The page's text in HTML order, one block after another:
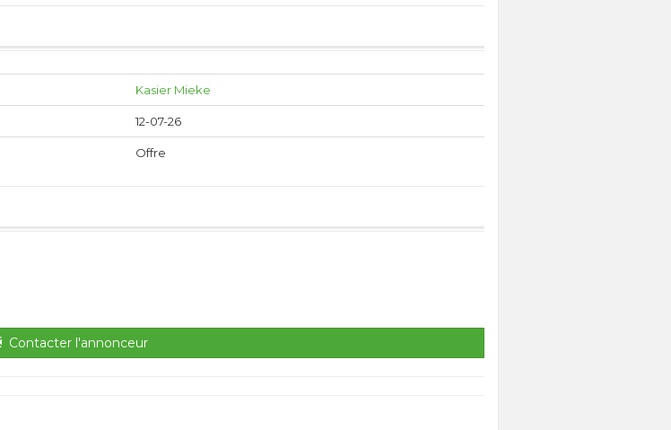
Kasier Mieke
12-07-26
Offre
Contacter l'annonceur